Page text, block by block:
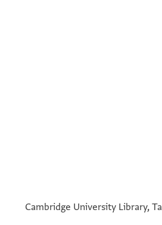
Cambridge University Library,